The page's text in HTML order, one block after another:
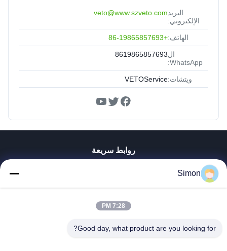
البريد
الإلكتروني:
veto@www.szveto.com
الهاتف:+86-19865857693
ال
WhatsApp:
8619865857693
ويتشات:VETOService
روابط سريعة
معلومات عنا
مراقبة الجودة
Simon
7:28 PM
Good day, what product are you looking for?